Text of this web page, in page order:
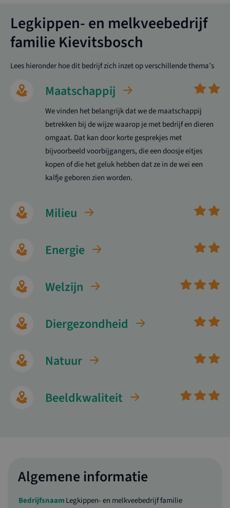
Legkippen- en melkveebedrijf
familie Kievitsbosch
Lees hieronder hoe dit bedrijf zich inzet op verschillende thema’s
Maatschappij
We vinden het belangrijk dat we de maatschappij
betrekken bij de wijze waarop je met bedrijf en dieren
omgaat. Dat kan door korte gesprekjes met
bijvoorbeeld voorbijgangers, die een doosje eitjes
kopen of die het geluk hebben dat ze in de wei een
kalfje geboren zien worden.
Milieu
Energie
Welzijn
Diergezondheid
Natuur
Beeldkwaliteit
Algemene informatie
BedrijfsnaamLegkippen- en melkveebedrijf familie